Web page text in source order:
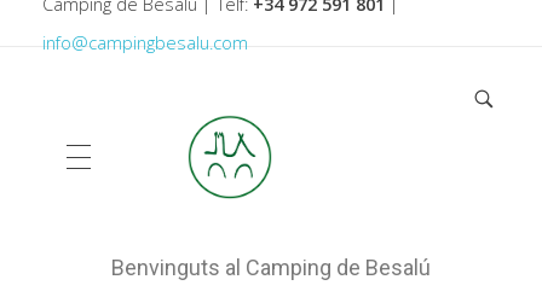
info@campingbesalu.com
CAMPING DE BESALU
Les millors vacances a Besalú
ALLOTJAMENTSBenvinguts al Camping de Besalú